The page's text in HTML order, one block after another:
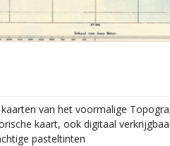
van het voormalige
kaart, ook digitaal
pasteltinten